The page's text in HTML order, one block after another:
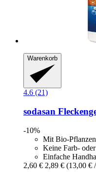
Warenkorb
4.6 (21)
sodasan
-10%
Mit Bio-
Keine Farb-
Einfache
2,60 € 2,89 € (13,00 €